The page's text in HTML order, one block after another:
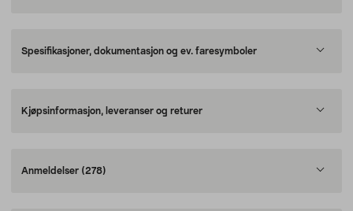
Spesifikasjoner, dokumentasjon og ev. faresymboler
Kjøpsinformasjon, leveranser og returer
Anmeldelser (278)